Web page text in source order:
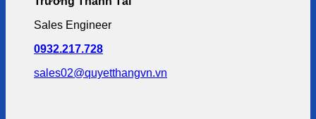
Sales Engineer
0932.217.728
sales02@quyetthangvn.vn